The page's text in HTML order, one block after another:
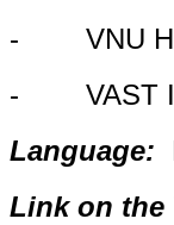
- VNU
- VAST
Language:
Link on the